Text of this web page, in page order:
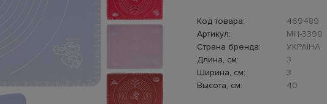
Код товара:
469489
Артикул:
MH-3390
Страна бренда:
УКРАЇНА
Длина, см:
3
Ширина, см:
3
Высота, см:
40